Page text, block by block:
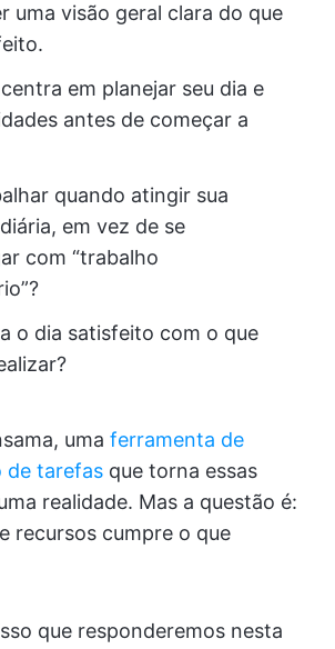
uma visão geral clara do que
em planejar seu dia e
antes de começar a
quando atingir sua
em vez de se
com “trabalho
o dia satisfeito com o que
uma ferramenta de
de tarefas que torna essas
realidade. Mas a questão é:
recursos cumpre o que
que responderemos nesta